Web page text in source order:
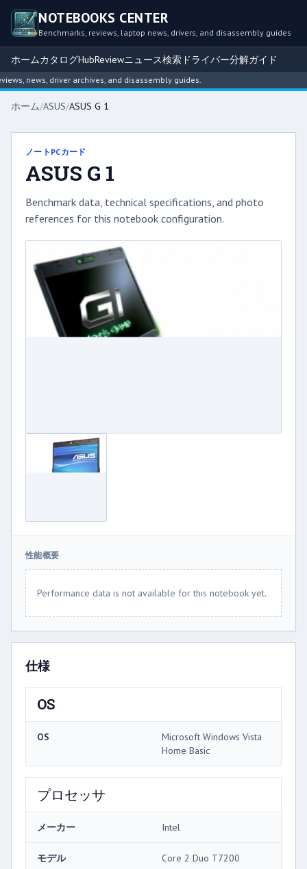
NOTEBOOKS CENTER
Benchmarks, reviews, laptop news, drivers, and disassembly guides
ホームカタログHubReviewニュース検索 ドライバー分解ガイド
news, driver archives, and disassembly guides.
ホーム/ASUS/ASUS G 1
ノートPCカード
ASUS G 1
Benchmark data, technical specifications, and photo
references for this notebook configuration.
性能概要
Performance data is not available for this notebook yet.
仕様
OS
OS
Microsoft Windows Vista
Home Basic
プロセッサ
メーカー Intel
モデル Core 2 Duo T7200